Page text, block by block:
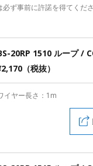
ず事前に許諾を得てくださ
20RP 1510 ループ /
（税抜）
イヤー長さ：1m